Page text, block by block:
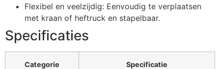
Flexibel en veelzijdig: Eenvoudig te verplaatsen
met kraan of heftruck en stapelbaar.
Specificaties
Categorie Specificatie